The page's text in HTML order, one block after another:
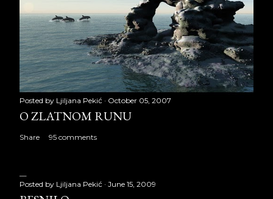
Posted by Ljiljana Pekić October 05, 2007
O ZLATNOM RUNU
Share 95 comments
Posted by Ljiljana Pekić June 15, 2009